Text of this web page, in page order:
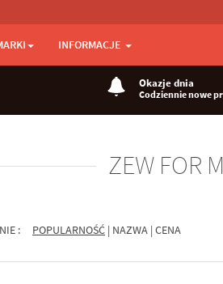
INFORMACJE
Okazje dnia
Codziennie nowe
ZEW FOR
: POPULARNOŚĆ | NAZWA | CENA